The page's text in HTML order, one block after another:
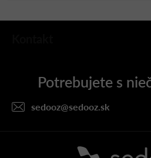
Z
sedooz@sedooz.sk